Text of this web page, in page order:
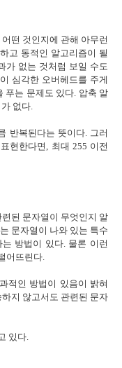
떤 것인지에 관해 아무런
고 동적인 알고리즘이 될
가 없는 것처럼 보일 수도
심각한 오버헤드를 주게
푸는 문제도 있다. 압축 알
없다.
반복된다는 뜻이다. 그러
현한다면, 최대 255 이전
된 문자열이 무엇인지 알
문자열이 나와 있는 특수
방법이 있다. 물론 이런
어뜨린다.
적인 방법이 있음이 밝혀
지 않고서도 관련된 문자
있다.